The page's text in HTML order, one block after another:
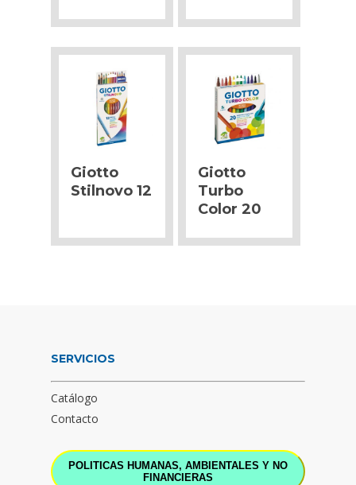
Giotto
Stilnovo 12
Giotto
Turbo
Color 20
SERVICIOS
Catálogo
Contacto
POLITICAS HUMANAS, AMBIENTALES Y NO
FINANCIERAS